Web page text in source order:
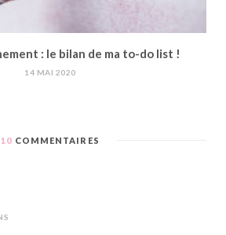
: le bilan de ma to-do list !
14 MAI 2020
10 COMMENTAIRES